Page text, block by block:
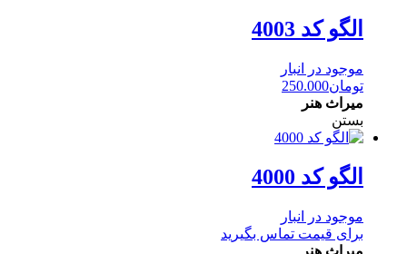
الگو کد 4003
موجود در انبار
تومان250.000
میراث هنر
بستن
الگو کد 4000
موجود در انبار
برای قیمت تماس بگیرید